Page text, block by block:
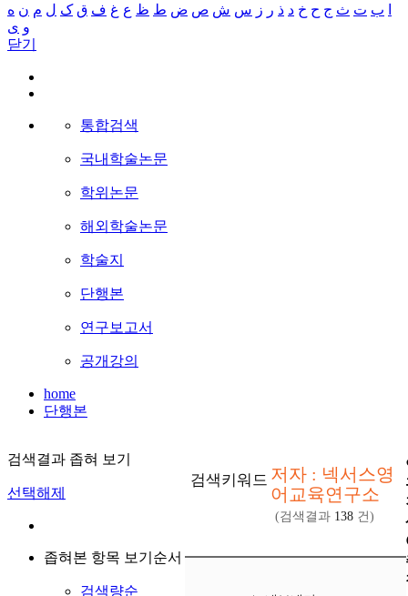
ب ت ث ج ح خ د ذ ر ز س ش ص ض ط ظ ع غ ف ق ک ل م ن ه
و ی
닫기
통합검색
국내학술논문
학위논문
해외학술논문
학술지
단행본
연구보고서
공개강의
home
단행본
검색결과 좁혀 보기
선택해제
좁혀본 항목 보기순서
검색량순
검색키워드 저자 : 넥서스영
어교육연구소
(검색결과 138 건)